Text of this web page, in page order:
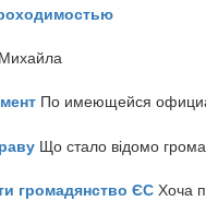
По имеющейся
Що стало відомо
громадянство ЄС Хоча